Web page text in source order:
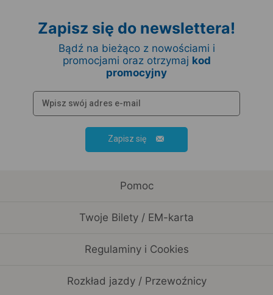
Zapisz się do newslettera!
Bądź na bieżąco z nowościami i
promocjami oraz otrzymaj kod
promocyjny
Zapisz się
Pomoc
Twoje Bilety / EM-karta
Regulaminy i Cookies
Rozkład jazdy / Przewoźnicy